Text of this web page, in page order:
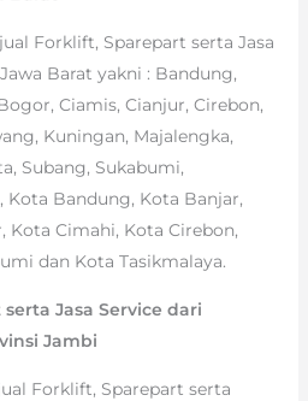
Forklift, Sparepart serta Jasa
Barat yakni : Bandung,
Ciamis, Cianjur, Cirebon,
Kuningan, Majalengka,
Subang, Sukabumi,
Kota Bandung, Kota Banjar,
Kota Cimahi, Kota Cirebon,
dan Kota Tasikmalaya.
Jasa Service dari
Jambi
Forklift, Sparepart serta